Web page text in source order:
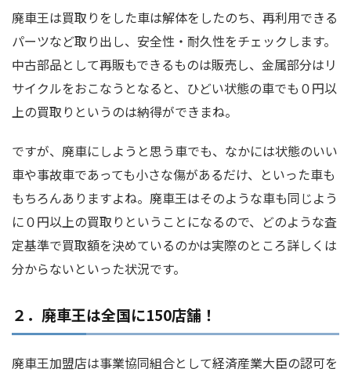
廃車王は買取りをした車は解体をしたのち、再利用できる
パーツなど取り出し、安全性・耐久性をチェックします。
中古部品として再販もできるものは販売し、金属部分はリ
サイクルをおこなうとなると、ひどい状態の車でも０円以
上の買取りというのは納得ができまね。
ですが、廃車にしようと思う車でも、なかには状態のいい
車や事故車であっても小さな傷があるだけ、といった車も
もちろんありますよね。廃車王はそのような車も同じよう
に０円以上の買取りということになるので、どのような査
定基準で買取額を決めているのかは実際のところ詳しくは
分からないといった状況です。
２．廃車王は全国に150店舗！
廃車王加盟店は事業協同組合として経済産業大臣の認可を